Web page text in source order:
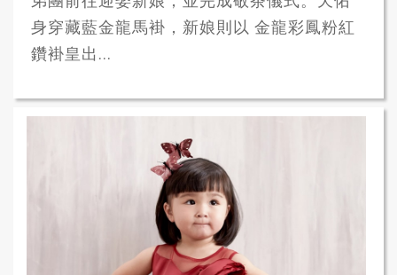
身穿藏藍金龍馬褂，新娘則以 金龍彩鳳粉紅
鑽褂皇出...